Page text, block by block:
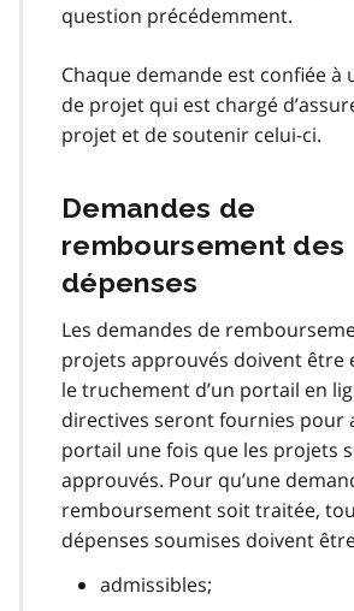
question précédemment.
Chaque demande est confiée à
de projet qui est chargé
projet et de soutenir celui-ci.
Demandes de
remboursement des
dépenses
Les demandes de
projets approuvés doivent être
le truchement d’un portail en
directives seront fournies pour
portail une fois que les projets
approuvés. Pour qu’une
remboursement soit traitée,
dépenses soumises doivent
admissibles;